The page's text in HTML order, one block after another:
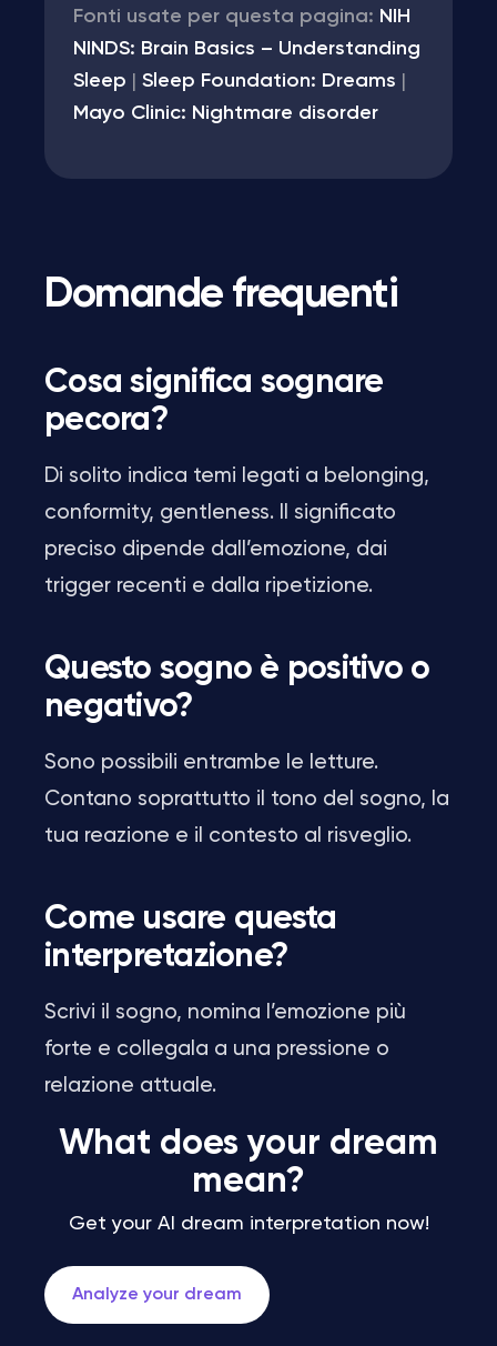
Fonti usate per questa pagina: NIH
NINDS: Brain Basics – Understanding
Sleep
Sleep Foundation: Dreams
Mayo Clinic: Nightmare disorder
Domande frequenti
Cosa significa sognare
pecora?
Di solito indica temi legati a belonging,
conformity, gentleness. Il significato
preciso dipende dall’emozione, dai
trigger recenti e dalla ripetizione.
Questo sogno è positivo o
negativo?
Sono possibili entrambe le letture.
Contano soprattutto il tono del sogno, la
tua reazione e il contesto al risveglio.
Come usare questa
interpretazione?
Scrivi il sogno, nomina l’emozione più
forte e collegala a una pressione o
relazione attuale.
What does your dream
mean?
Get your AI dream interpretation now!
Analyze your dream